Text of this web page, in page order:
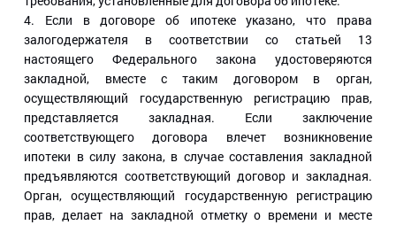
4. Если в договоре об ипотеке указано, что права
залогодержателя в соответствии со статьей 13
настоящего Федерального закона удостоверяются
закладной, вместе с таким договором в орган,
осуществляющий государственную регистрацию прав,
представляется закладная. Если заключение
соответствующего договора влечет возникновение
ипотеки в силу закона, в случае составления закладной
предъявляются соответствующий договор и закладная.
Орган, осуществляющий государственную регистрацию
прав, делает на закладной отметку о времени и месте